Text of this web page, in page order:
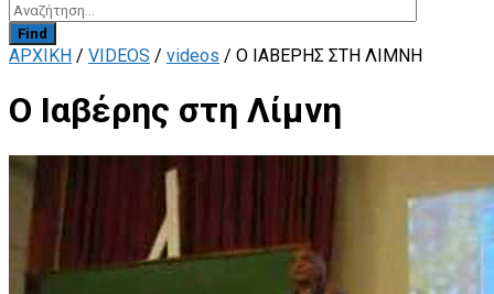
Find
ΑΡΧΙΚΗ / VIDEOS / videos / Ο ΙΑΒΈΡΗΣ ΣΤΗ ΛΊΜΝΗ
Ο Ιαβέρης στη Λίμνη